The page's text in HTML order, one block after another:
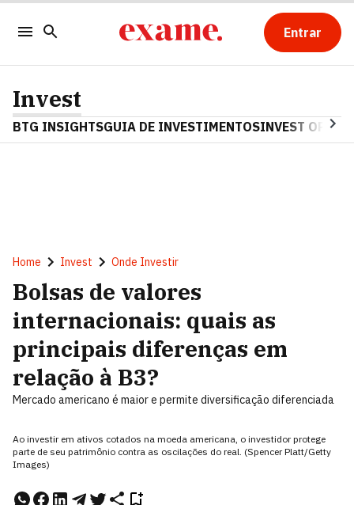
Entrar
Invest
BTG INSIGHTSGUIA DE INVESTIMENTOSINVEST OPINA
Home Invest Onde Investir
Bolsas de valores
internacionais: quais as
principais diferenças em
relação à B3?
Mercado americano é maior e permite diversificação diferenciada
Ao investir em ativos cotados na moeda americana, o investidor protege
parte de seu patrimônio contra as oscilações do real. (Spencer Platt/Getty
Images)